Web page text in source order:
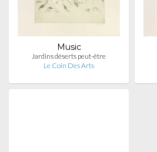
Music
Jardins déserts peut-être
Le Coin Des Arts